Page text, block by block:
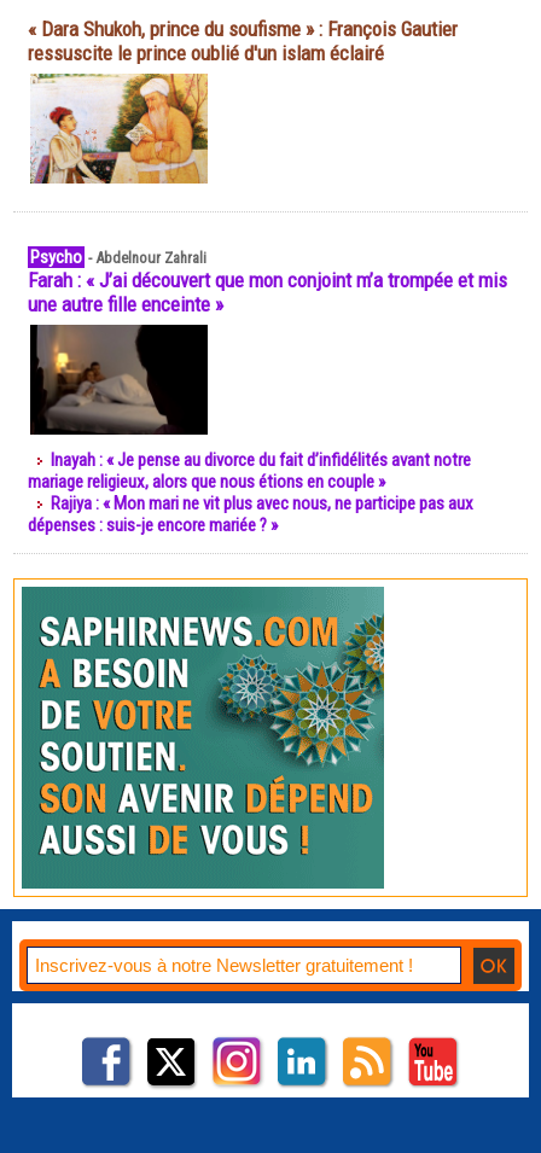
« Dara Shukoh, prince du soufisme » : François Gautier
ressuscite le prince oublié d'un islam éclairé
Psycho -Abdelnour Zahrali
Farah : « J’ai découvert que mon conjoint m’a trompée et mis
une autre fille enceinte »
Inayah : « Je pense au divorce du fait d’infidélités avant notre
mariage religieux, alors que nous étions en couple »
Rajiya : « Mon mari ne vit plus avec nous, ne participe pas aux
dépenses : suis-je encore mariée ? »